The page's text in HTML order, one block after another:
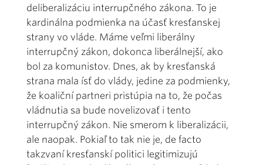
deliberalizáciu interrupčného zákona. To je
kardinálna podmienka na účasť kresťanskej
strany vo vláde. Máme veľmi liberálny
interrupčný zákon, dokonca liberálnejší, ako
bol za komunistov. Dnes, ak by kresťanská
strana mala ísť do vlády, jedine za podmienky,
že koaliční partneri pristúpia na to, že počas
vládnutia sa bude novelizovať i tento
interrupčný zákon. Nie smerom k liberalizácii,
ale naopak. Pokiaľ to tak nie je, de facto
takzvaní kresťanskí politici legitimizujú